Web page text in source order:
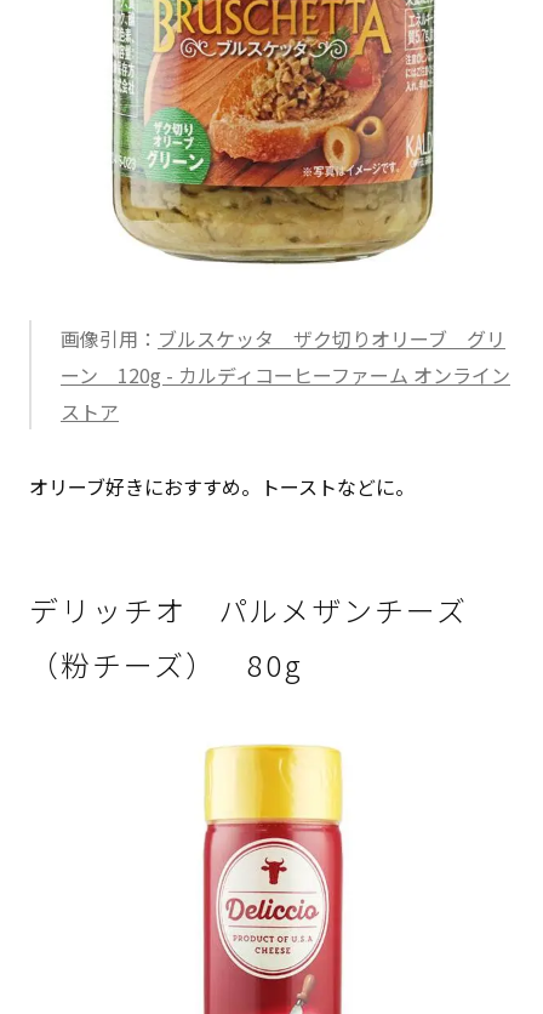
画像引用： ブルスケッタ ザク切りオリーブ グリ
ーン 120g - カルディコーヒーファーム オンライン
ストア
オリーブ好きにおすすめ。トーストなどに。
デリッチオ パルメザンチーズ
（粉チーズ） 80g